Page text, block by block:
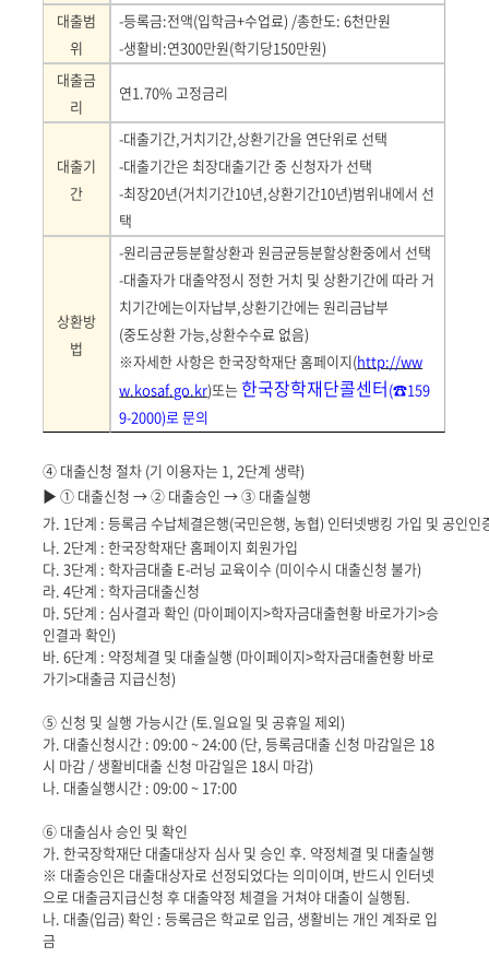
대출범
위
-등록금:전액(입학금+수업료) /총한도: 6천만원
-생활비:연300만원(학기당150만원)
대출금
리
연1.70%고정금리
대출기
간
-대출기간,거치기간,상환기간을 연단위로 선택
-대출기간은 최장대출기간 중 신청자가 선택
-최장20년(거치기간10년,상환기간10년)범위내에서 선
택
상환방
법
-원리금균등분할상환과 원금균등분할상환중에서 선택
-대출자가 대출약정시 정한 거치 및 상환기간에 따라 거
치기간에는이자납부,상환기간에는 원리금납부
(중도상환 가능,상환수수료 없음)
※자세한 사항은 한국장학재단 홈페이지(http://ww
w.kosaf.go.kr)또는 한국장학재단콜센터(☎159
9-2000)로 문의
④ 대출신청 절차 (기 이용자는 1, 2단계 생략)
▶ ① 대출신청 → ② 대출승인 → ③ 대출실행
가. 1단계 : 등록금 수납체결은행(국민은행, 농협) 인터넷뱅킹 가입 및 공인인
나. 2단계 : 한국장학재단 홈페이지 회원가입
다. 3단계 : 학자금대출 E-러닝 교육이수 (미이수시 대출신청 불가)
라. 4단계 : 학자금대출신청
마. 5단계 : 심사결과 확인 (마이페이지>학자금대출현황 바로가기>승
인결과 확인)
바. 6단계 : 약정체결 및 대출실행 (마이페이지>학자금대출현황 바로
가기>대출금 지급신청)
⑤ 신청 및 실행 가능시간 (토.일요일 및 공휴일 제외)
가. 대출신청시간 : 09:00 ~ 24:00 (단, 등록금대출 신청 마감일은 18
시 마감 / 생활비대출 신청 마감일은 18시 마감)
나. 대출실행시간 : 09:00 ~ 17:00
⑥ 대출심사 승인 및 확인
가. 한국장학재단 대출대상자 심사 및 승인 후. 약정체결 및 대출실행
※ 대출승인은 대출대상자로 선정되었다는 의미이며, 반드시 인터넷
으로 대출금지급신청 후 대출약정 체결을 거쳐야 대출이 실행됨.
나. 대출(입금) 확인 : 등록금은 학교로 입금, 생활비는 개인 계좌로 입
금